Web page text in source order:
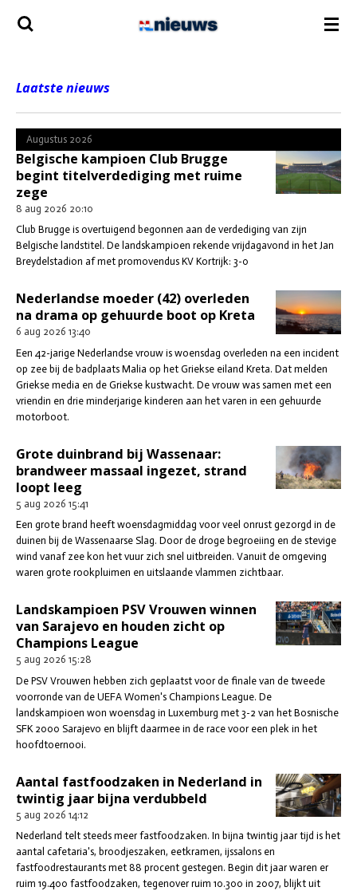
Ga
direct
Laatste nieuws
Augustus 2026
Belgische kampioen Club Brugge
begint titelverdediging met ruime
zege
8 aug 2026 20:10
Club Brugge is overtuigend begonnen aan de verdediging van zijn
Belgische landstitel. De landskampioen rekende vrijdagavond in het Jan
Breydelstadion af met promovendus KV Kortrijk: 3-0
Nederlandse moeder (42) overleden
na drama op gehuurde boot op Kreta
6 aug 2026 13:40
Een 42-jarige Nederlandse vrouw is woensdag overleden na een incident
op zee bij de badplaats Malia op het Griekse eiland Kreta. Dat melden
Griekse media en de Griekse kustwacht. De vrouw was samen met een
vriendin en drie minderjarige kinderen aan het varen in een gehuurde
motorboot.
Grote duinbrand bij Wassenaar:
brandweer massaal ingezet, strand
loopt leeg
5 aug 2026 15:41
Een grote brand heeft woensdagmiddag voor veel onrust gezorgd in de
duinen bij de Wassenaarse Slag. Door de droge begroeiing en de stevige
wind vanaf zee kon het vuur zich snel uitbreiden. Vanuit de omgeving
waren grote rookpluimen en uitslaande vlammen zichtbaar.
Landskampioen PSV Vrouwen winnen
van Sarajevo en houden zicht op
Champions League
5 aug 2026 15:28
De PSV Vrouwen hebben zich geplaatst voor de finale van de tweede
voorronde van de UEFA Women's Champions League. De
landskampioen won woensdag in Luxemburg met 3-2 van het Bosnische
SFK 2000 Sarajevo en blijft daarmee in de race voor een plek in het
hoofdtoernooi.
Aantal fastfoodzaken in Nederland in
twintig jaar bijna verdubbeld
5 aug 2026 14:12
Nederland telt steeds meer fastfoodzaken. In bijna twintig jaar tijd is het
aantal cafetaria's, broodjeszaken, eetkramen, ijssalons en
fastfoodrestaurants met 88 procent gestegen. Begin dit jaar waren er
ruim 19.400 fastfoodzaken, tegenover ruim 10.300 in 2007, blijkt uit